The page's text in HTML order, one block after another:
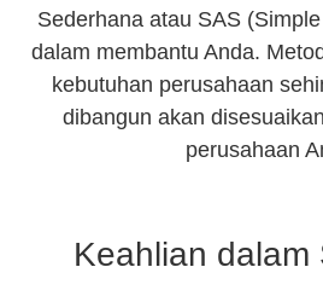
Sederhana atau SAS
dalam membantu Anda.
kebutuhan perusahaan
dibangun akan
perusahaan
Keahlian dalam